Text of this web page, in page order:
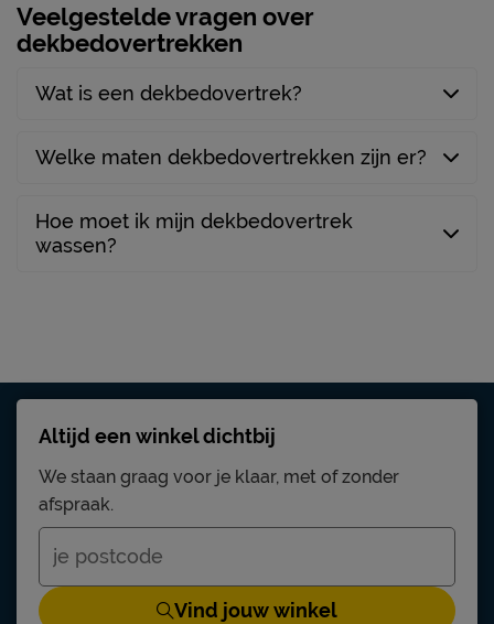
Veelgestelde vragen over
dekbedovertrekken
Wat is een dekbedovertrek?
Welke maten dekbedovertrekken zijn er?
Hoe moet ik mijn dekbedovertrek
wassen?
Altijd een winkel dichtbij
We staan graag voor je klaar, met of zonder
afspraak.
Vind jouw winkel